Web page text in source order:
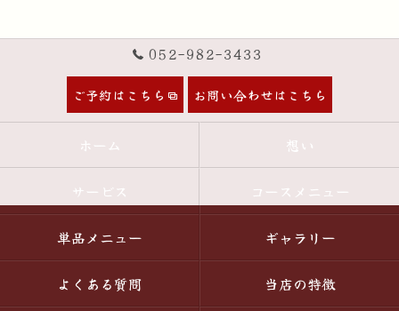
052-982-3433
ご予約はこちら お問い合わせはこちら
ホーム 想い
サービス コースメニュー
単品メニュー ギャラリー
よくある質問 当店の特徴